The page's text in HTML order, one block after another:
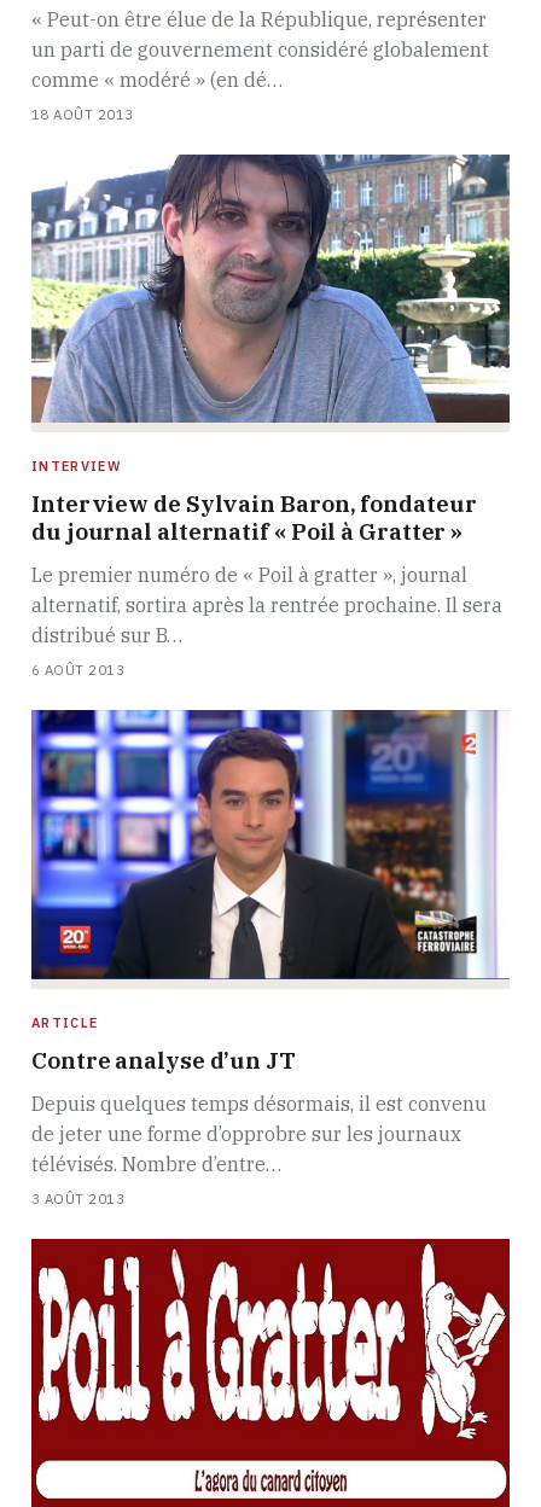
« Peut-on être élue de la République, représenter
un parti de gouvernement considéré globalement
comme « modéré » (en dé…
18 AOÛT 2013
INTERVIEW
Interview de Sylvain Baron, fondateur
du journal alternatif « Poil à Gratter »
Le premier numéro de « Poil à gratter », journal
alternatif, sortira après la rentrée prochaine. Il sera
distribué sur B…
6 AOÛT 2013
ARTICLE
Contre analyse d’un JT
Depuis quelques temps désormais, il est convenu
de jeter une forme d’opprobre sur les journaux
télévisés. Nombre d’entre…
3 AOÛT 2013